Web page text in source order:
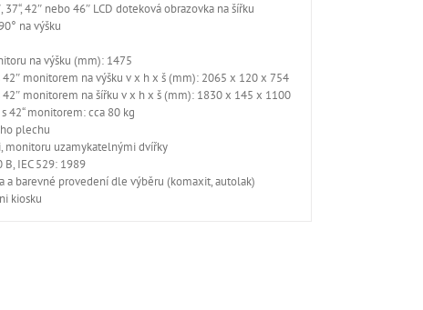
37“, 42″ nebo 46″ LCD doteková obrazovka na šířku
na výšku
na výšku (mm): 1475
42″ monitorem na výšku v x h x š (mm): 2065 x 120 x 754
42″ monitorem na šířku v x h x š (mm): 1830 x 145 x 1100
42“ monitorem: cca 80 kg
plechu
monitoru uzamykatelnými dvířky
IEC 529: 1989
a barevné provedení dle výběru (komaxit, autolak)
kiosku